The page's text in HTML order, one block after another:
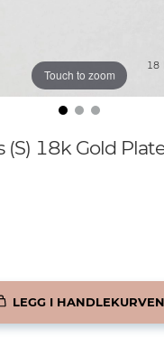
18
Touch to zoom
(S) 18k Gold
LEGG I HANDLEKURVEN